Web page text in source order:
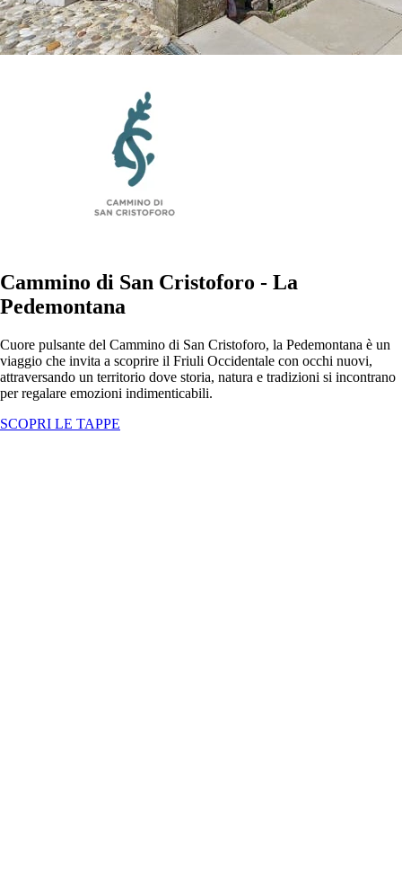
Cammino di San Cristoforo - La
Pedemontana
Cuore pulsante del Cammino di San Cristoforo, la Pedemontana è un
viaggio che invita a scoprire il Friuli Occidentale con occhi nuovi,
attraversando un territorio dove storia, natura e tradizioni si incontrano
per regalare emozioni indimenticabili.
SCOPRI LE TAPPE